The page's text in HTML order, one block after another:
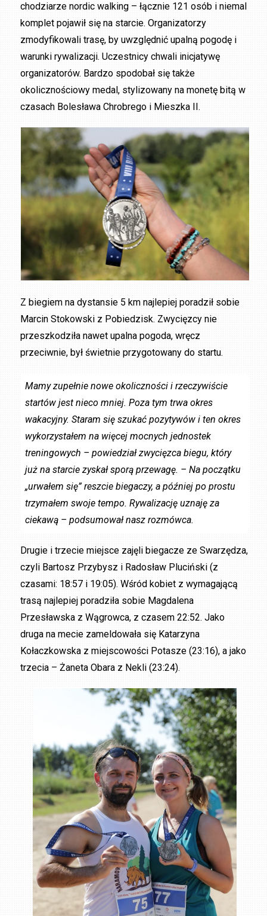
chodziarze nordic walking – łącznie 121 osób i niemal
komplet pojawił się na starcie. Organizatorzy
zmodyfikowali trasę, by uwzględnić upalną pogodę i
warunki rywalizacji. Uczestnicy chwali inicjatywę
organizatorów. Bardzo spodobał się także
okolicznościowy medal, stylizowany na monetę bitą w
czasach Bolesława Chrobrego i Mieszka II.
Z biegiem na dystansie 5 km najlepiej poradził sobie
Marcin Stokowski z Pobiedzisk. Zwycięzcy nie
przeszkodziła nawet upalna pogoda, wręcz
przeciwnie, był świetnie przygotowany do startu.
Mamy zupełnie nowe okoliczności i rzeczywiście
startów jest nieco mniej. Poza tym trwa okres
wakacyjny. Staram się szukać pozytywów i ten okres
wykorzystałem na więcej mocnych jednostek
treningowych – powiedział zwycięzca biegu, który
już na starcie zyskał sporą przewagę. – Na początku
„urwałem się” reszcie biegaczy, a później po prostu
trzymałem swoje tempo. Rywalizację uznaję za
ciekawą – podsumował nasz rozmówca.
Drugie i trzecie miejsce zajęli biegacze ze Swarzędza,
czyli Bartosz Przybysz i Radosław Pluciński (z
czasami: 18:57 i 19:05). Wśród kobiet z wymagającą
trasą najlepiej poradziła sobie Magdalena
Przesławska z Wągrowca, z czasem 22:52. Jako
druga na mecie zameldowała się Katarzyna
Kołaczkowska z miejscowości Potasze (23:16), a jako
trzecia – Żaneta Obara z Nekli (23:24).